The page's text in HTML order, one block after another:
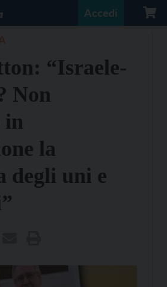
Accedi
“Israele-
Non
in
la
degli uni e